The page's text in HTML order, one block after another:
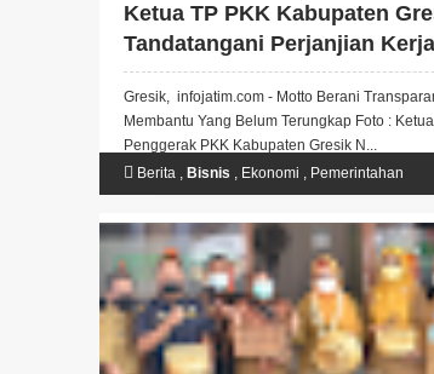
Ketua TP PKK Kabupaten
Tandatangani Perjanjian
dengan Hotel Horison dan
GKB Untuk Pemasaran
Desa Banjarsari Gresik
Gresik, infojatim.com - Motto Berani
Membantu Yang Belum Terungkap Foto :
Penggerak PKK Kabupaten Gresik N...
Berita , Bisnis , Ekonomi , Pemerintahan